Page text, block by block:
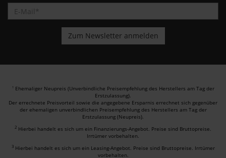
1 Ehemaliger Neupreis (Unverbindliche Preisempfehlung des Herstellers am Tag der
Erstzulassung).
Der errechnete Preisvorteil sowie die angegebene Ersparnis errechnet sich gegenüber
der ehemaligen unverbindlichen Preisempfehlung des Herstellers am Tag der
Erstzulassung (Neupreis).
2 Hierbei handelt es sich um ein Finanzierungs-Angebot. Preise sind Bruttopreise.
Irrtümer vorbehalten.
3 Hierbei handelt es sich um ein Leasing-Angebot. Preise sind Bruttopreise. Irrtümer
vorbehalten.